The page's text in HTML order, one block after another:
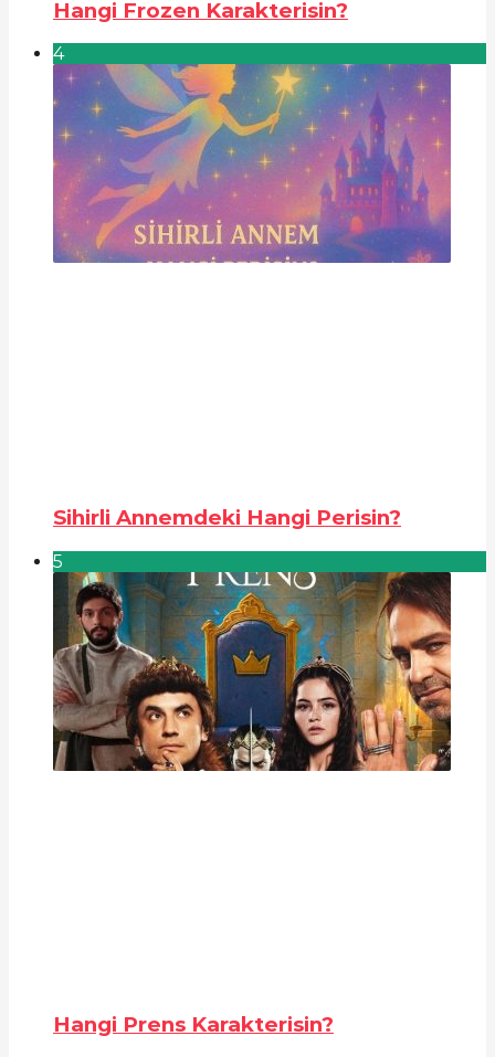
Hangi Frozen Karakterisin?
4
Sihirli Annemdeki Hangi Perisin?
5
Hangi Prens Karakterisin?